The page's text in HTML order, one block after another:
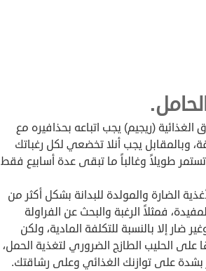
(ريجيم) يجب اتباعه بحذافيره مع
وبالمقابل يجب أنلا تخضعي لكل رغباتك
طويلاً وغالباً ما تبقى عدة أسابيع فقط
الضارة والمولدة للبدانة بشكل أكثر من
فمثلاً الرغبة والبحث عن الفراولة
ضار إلا بالنسبة للتكلفة المادية، ولكن
على الحليب الطازج الضروري لتغذية الحمل،
بشدة على توازنك الغذائي وعلى رشاقتك.